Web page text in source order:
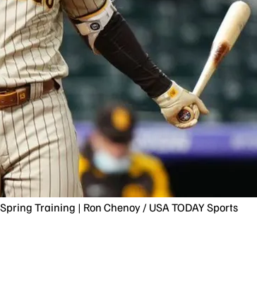
Training | Ron Chenoy / USA TODAY Sports